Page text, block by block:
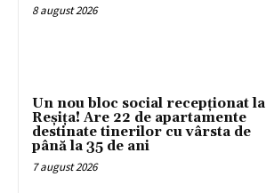
8 august 2026
Un nou bloc social recepționat la
Reșița! Are 22 de apartamente
destinate tinerilor cu vârsta de
până la 35 de ani
7 august 2026